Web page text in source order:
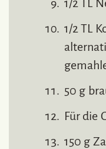
1/2 TL
1/2 TL
50 g
Für die
150 g